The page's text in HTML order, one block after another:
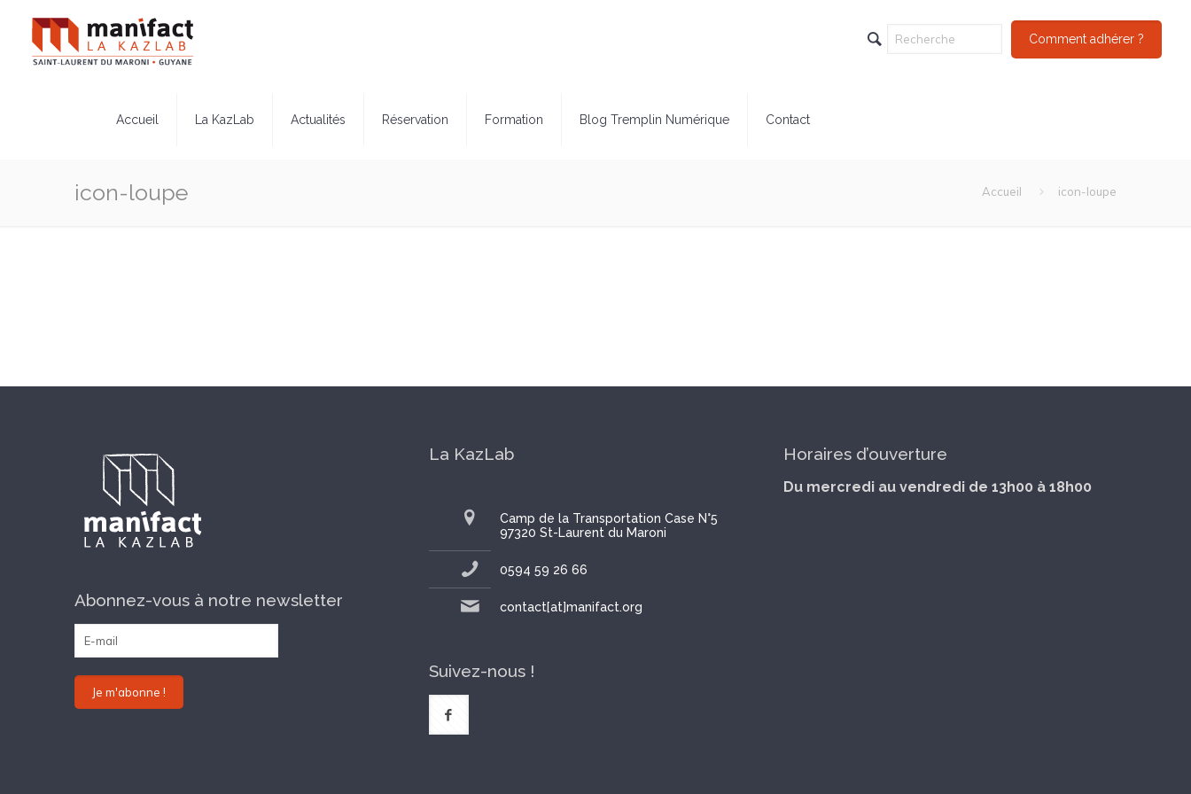
Accueil La KazLab Actualités Réservation Formation Blog Tremplin Numérique Contact
Comment adhérer ?
icon-loupe Accueil icon-loupe
Abonnez-vous à notre newsletter
La KazLab
Camp de la Transportation Case N°5
97320 St-Laurent du Maroni
0594 59 26 66
contact[at]manifact.org
Suivez-nous !
Horaires d’ouverture
Du mercredi au vendredi de 13h00 à 18h00